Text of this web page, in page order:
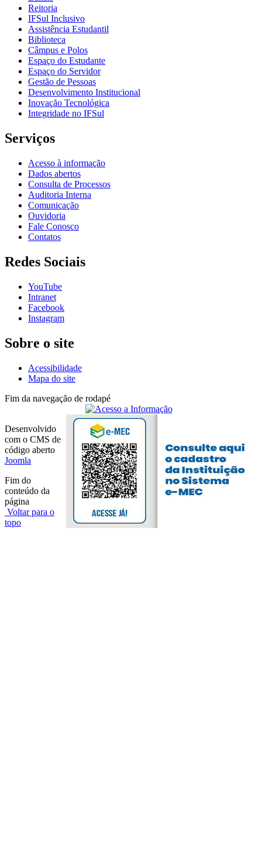
Reitoria
IFSul Inclusivo
Assistência Estudantil
Biblioteca
Câmpus e Polos
Espaço do Estudante
Espaço do Servidor
Gestão de Pessoas
Desenvolvimento Institucional
Inovação Tecnológica
Integridade no IFSul
Serviços
Acesso à informação
Dados abertos
Consulta de Processos
Auditoria Interna
Comunicação
Ouvidoria
Fale Conosco
Contatos
Redes Sociais
YouTube
Intranet
Facebook
Instagram
Sobre o site
Acessibilidade
Mapa do site
Fim da navegação de rodapé
Desenvolvido
com o CMS de
código aberto
Joomla
Fim do
conteúdo da
página
Voltar para o
topo